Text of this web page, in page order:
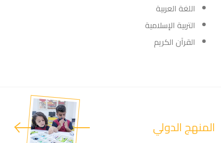
اللغة العربية
التربية الإسلامية
القرآن الكريم
المنهج الدولي